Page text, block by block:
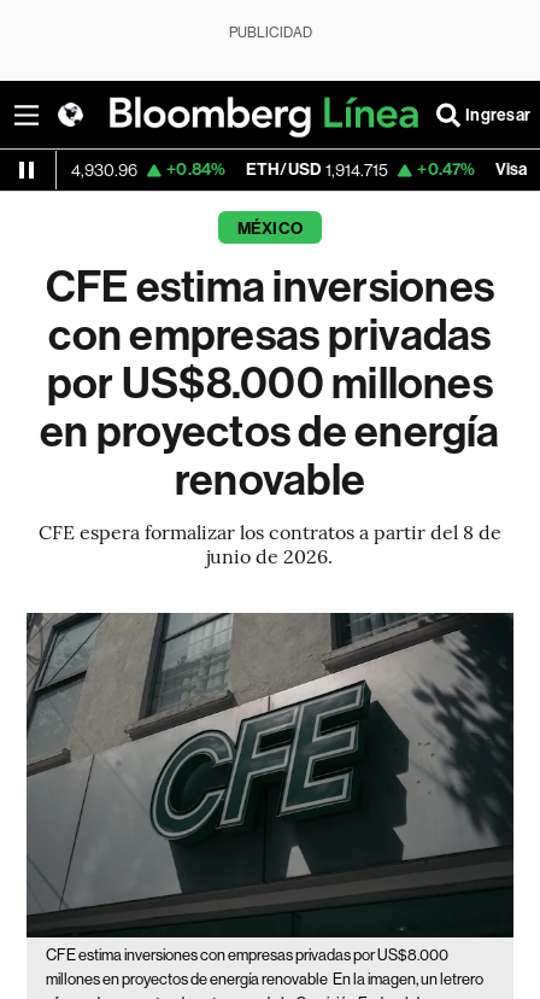
PUBLICIDAD
Ingresar
+0.84% ETH/USD 1,914.715 +0.47% Visa 362.50
MÉXICO
CFE estima inversiones
con empresas privadas
por US$8.000 millones
en proyectos de energía
renovable
CFE espera formalizar los contratos a partir del 8 de
junio de 2026.
CFE estima inversiones con empresas privadas por US$8.000
millones en proyectos de energía renovable En la imagen, un letrero